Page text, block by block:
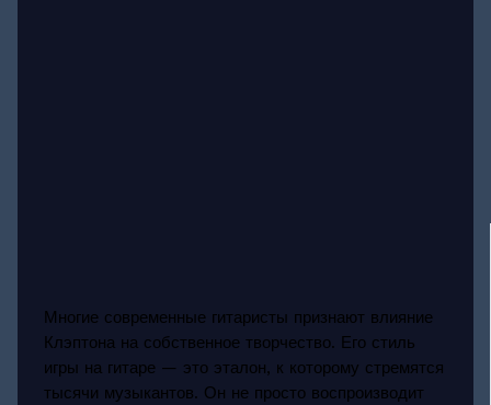
Многие современные гитаристы признают влияние
Клэптона на собственное творчество. Его стиль
игры на гитаре — это эталон, к которому стремятся
тысячи музыкантов. Он не просто воспроизводит